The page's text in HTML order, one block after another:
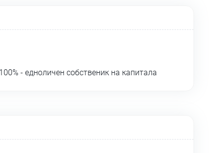
- едноличен собственик на капитала